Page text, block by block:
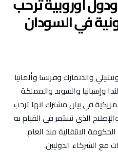
في السودان
والدنمارك وفرنسا وألمانيا
وإسبانيا والسويد والمملكة
في بيان مشترك انها ترحب
الذي تستمر في القيام به
الانتقالية منذ العام
مع الشركاء الدوليين.